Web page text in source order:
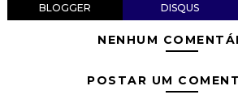
BLOGGER DISQUS
NENHUM
POSTAR UM